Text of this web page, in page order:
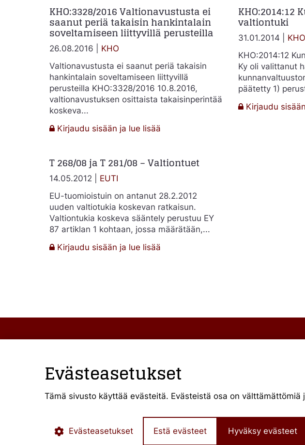
KHO:3328/2016 Valtionavustusta ei
saanut periä takaisin hankintalain
soveltamiseen liittyvillä perusteilla
26.08.2016 | KHO
Valtionavustusta ei saanut periä takaisin
hankintalain soveltamiseen liittyvillä
perusteilla KHO:3328/2016 10.8.2016,
valtionavustuksen osittaista takaisinperintää
koskeva...
Kirjaudu sisään ja lue lisää
ei
takaisin
hankintalain
soveltamiseen
liittyvillä
KHO:2014:12
valtiontuki
31.01.2014 | KHO
KHO:2014:12
Ky oli valittanut
päätetty 1)
Kirjaudu
T 268/08 ja T 281/08 – Valtiontuet
14.05.2012 | EUTI
EU-tuomioistuin on antanut 28.2.2012
uuden valtiotukia koskevan ratkaisun.
Valtiontukia koskeva sääntely perustuu EY
87 artiklan 1 kohtaan, jossa määrätään,...
Kirjaudu sisään ja lue lisää
Annankatu 31-33 C 39
00100 Helsinki
julkiset@ptcs.fi
Evästeasetukset
Tämä sivusto käyttää evästeitä. Evästeistä osa on
Evästeasetukset Estä evästeet Hyväksy evästeet